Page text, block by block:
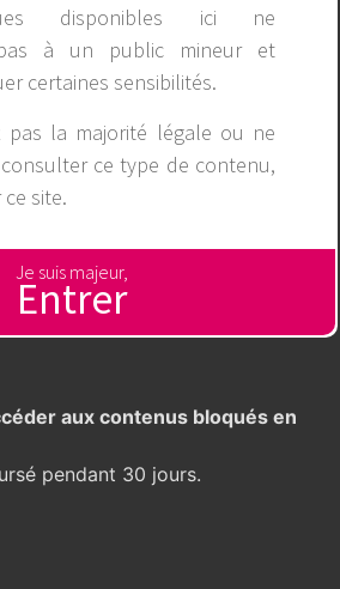
disponibles ici ne
à un public mineur et
certaines sensibilités.
pas la majorité légale ou ne
ce type de contenu,
site.
Je suis majeur,
Entrer
aux contenus bloqués en
pendant 30 jours.